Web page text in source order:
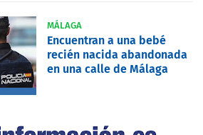
MÁLAGA
Encuentran a una bebé
recién nacida abandonada
en una calle de Málaga